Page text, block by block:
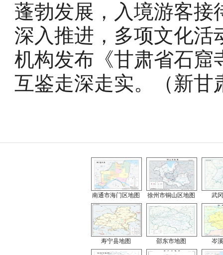
蓬勃发展，入境游客接
深入推进，多项文化活
机构发布《甘肃省石窟
互鉴走深走实。（新甘
南通市海门区地图 徐州市铜山区地图 武
寿宁县地图 邵东市地图 岑